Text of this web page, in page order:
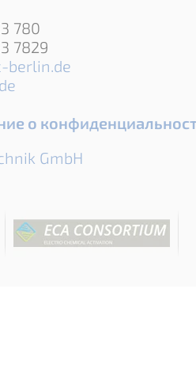
780
7829
berlin.de
о
GmbH